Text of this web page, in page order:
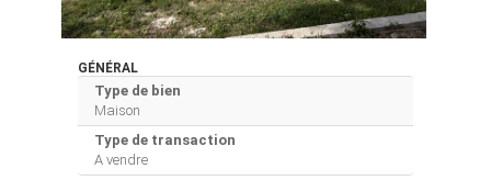
GÉNÉRAL
Type de bien
Maison
Type de transaction
A vendre